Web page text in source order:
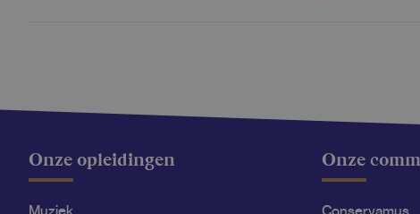
Onze opleidingen Onze